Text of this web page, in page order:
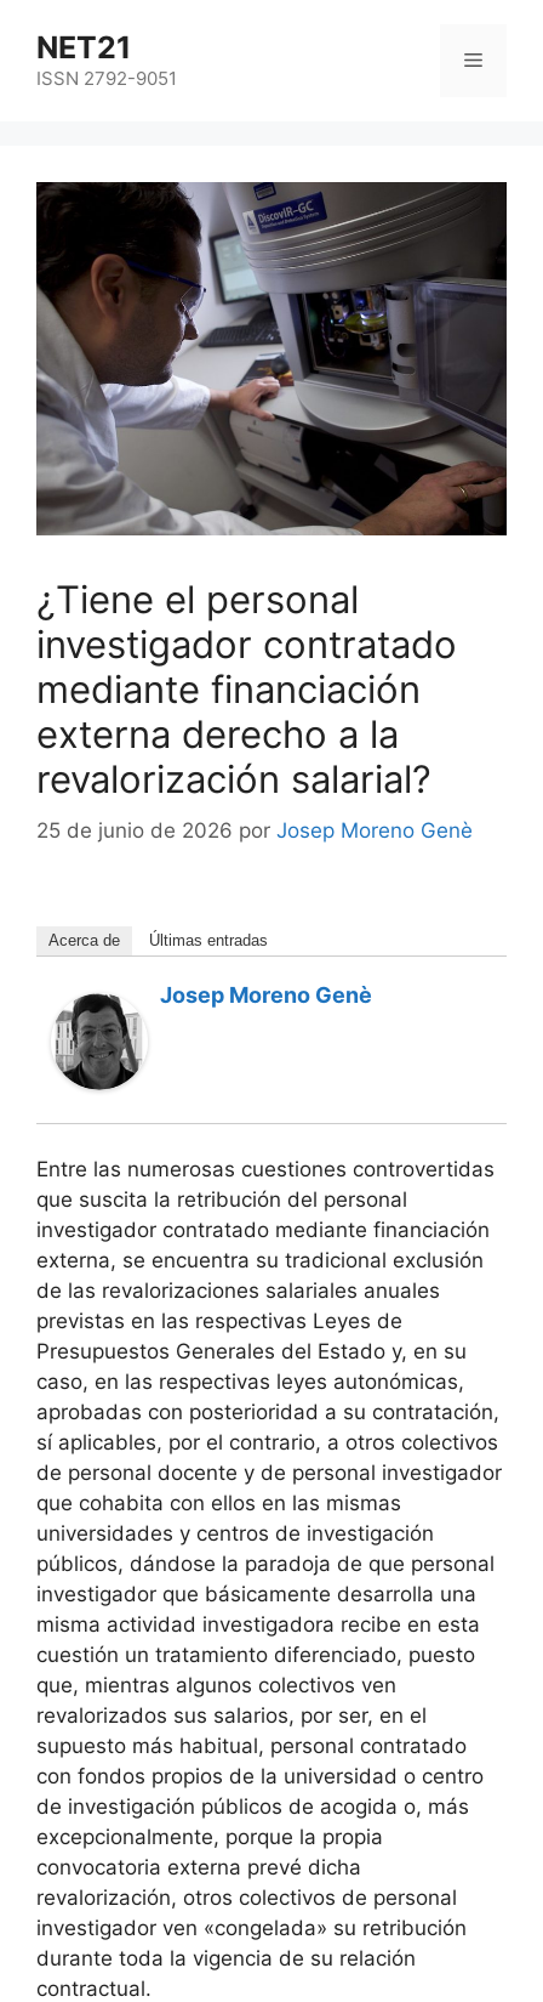
NET21
ISSN 2792-9051
¿Tiene el personal
investigador contratado
mediante financiación
externa derecho a la
revalorización salarial?
25 de junio de 2026 por Josep Moreno Genè
Acerca de Últimas entradas
Josep Moreno Genè
Entre las numerosas cuestiones controvertidas
que suscita la retribución del personal
investigador contratado mediante financiación
externa, se encuentra su tradicional exclusión
de las revalorizaciones salariales anuales
previstas en las respectivas Leyes de
Presupuestos Generales del Estado y, en su
caso, en las respectivas leyes autonómicas,
aprobadas con posterioridad a su contratación,
sí aplicables, por el contrario, a otros colectivos
de personal docente y de personal investigador
que cohabita con ellos en las mismas
universidades y centros de investigación
públicos, dándose la paradoja de que personal
investigador que básicamente desarrolla una
misma actividad investigadora recibe en esta
cuestión un tratamiento diferenciado, puesto
que, mientras algunos colectivos ven
revalorizados sus salarios, por ser, en el
supuesto más habitual, personal contratado
con fondos propios de la universidad o centro
de investigación públicos de acogida o, más
excepcionalmente, porque la propia
convocatoria externa prevé dicha
revalorización, otros colectivos de personal
investigador ven «congelada» su retribución
durante toda la vigencia de su relación
contractual.